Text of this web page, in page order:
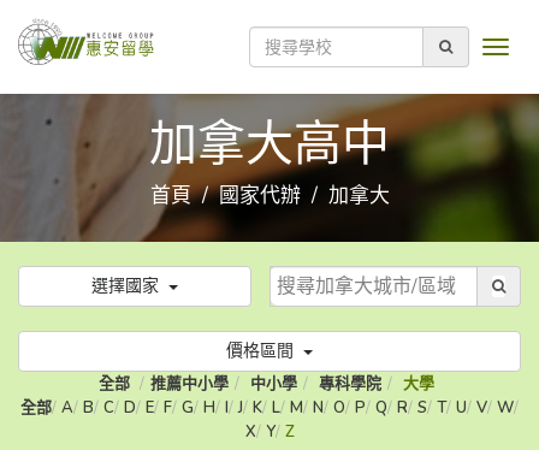
加拿大高中
首頁 國家代辦 加拿大
選擇國家
價格區間
全部 推薦中小學 中小學 專科學院
大學
全部 A B C D E F G H I J K L M N O P Q R S T U V W
X Y Z